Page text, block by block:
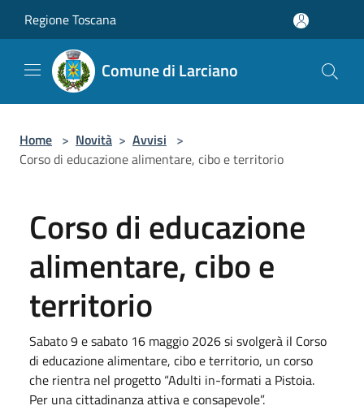
Regione Toscana
Comune di Larciano
Home > Novità > Avvisi >
Corso di educazione alimentare, cibo e territorio
Corso di educazione
alimentare, cibo e
territorio
Sabato 9 e sabato 16 maggio 2026 si svolgerà il Corso
di educazione alimentare, cibo e territorio, un corso
che rientra nel progetto “Adulti in-formati a Pistoia.
Per una cittadinanza attiva e consapevole”.